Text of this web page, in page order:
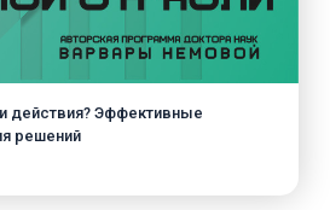
действия? Эффективные
решений